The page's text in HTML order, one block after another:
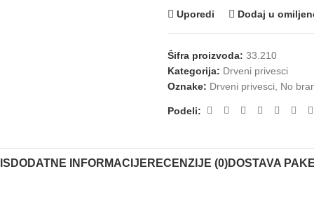
Uporedi Dodaj u
Šifra proizvoda: 33.210
Kategorija: Drveni privesci
Oznake: Drveni privesci No
Podeli:
DODATNE INFORMACIJE RECENZIJE (0)DOSTAVA